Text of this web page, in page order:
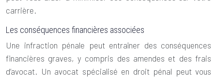
carrière.
Les conséquences financières associées
Une infraction pénale peut entraîner des conséquences
financières graves, y compris des amendes et des frais
d’avocat. Un avocat spécialisé en droit pénal peut vous